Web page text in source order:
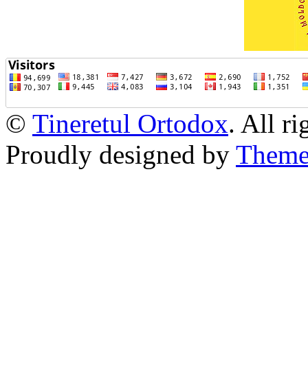
© Tineretul Ortodox. All
Proudly designed by